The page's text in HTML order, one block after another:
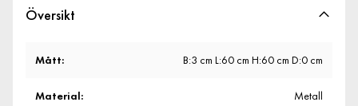
Översikt
Mått: B:3 cm L:60 cm H:60 cm D:0 cm
Material: Metall